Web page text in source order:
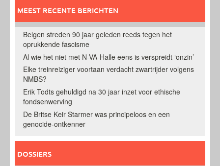
MEEST RECENTE BERICHTEN
Belgen streden 90 jaar geleden reeds tegen het
oprukkende fascisme
Al wie het niet met N-VA-Halle eens is verspreidt ‘onzin’
Elke treinreiziger voortaan verdacht zwartrijder volgens
NMBS?
Erik Todts gehuldigd na 30 jaar inzet voor ethische
fondsenwerving
De Britse Keir Starmer was principeloos en een
genocide-ontkenner
DOSSIERS